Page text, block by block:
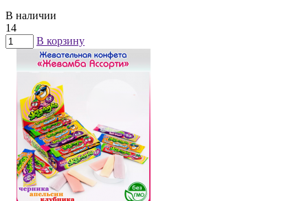
В наличии
14
В корзину